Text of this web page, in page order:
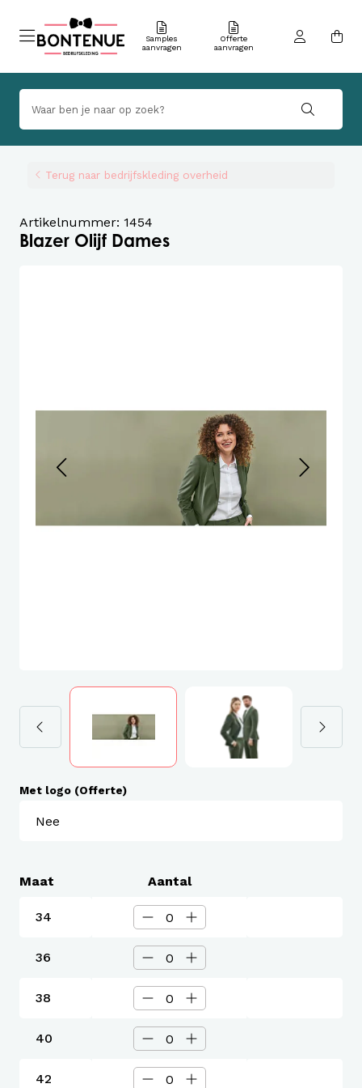
Samples
aanvragen
Offerte
aanvragen
Terug naar bedrijfskleding overheid
Artikelnummer: 1454
Blazer Olijf Dames
Met logo (Offerte)
Maat Aantal
34
36
38
40
42